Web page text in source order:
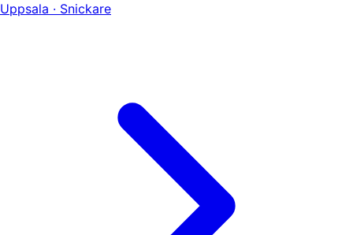
Uppsala · Snickare